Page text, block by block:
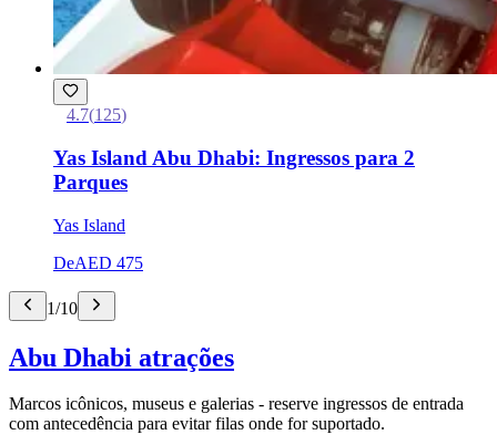
4.7(125)
Yas Island Abu Dhabi: Ingressos para 2
Parques
Yas Island
DeAED 475
1/10
Abu Dhabi atrações
Marcos icônicos, museus e galerias - reserve ingressos de entrada
com antecedência para evitar filas onde for suportado.